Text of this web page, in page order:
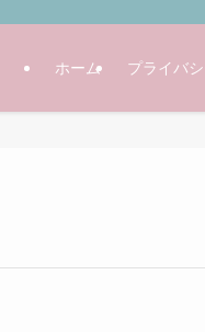
ホーム プライバ